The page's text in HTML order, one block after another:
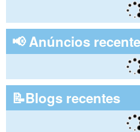
📢 Anúncios
📝Blogs recentes